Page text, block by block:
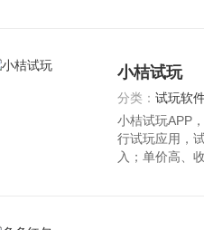
小桔试玩
分类： 试玩软
小桔试玩APP
行试玩应用，
入；单价高、